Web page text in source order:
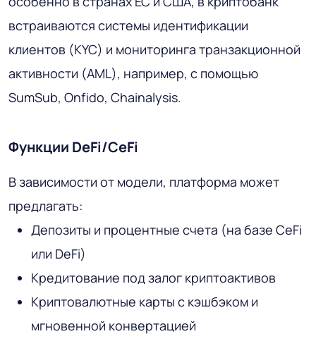
встраиваются системы идентификации
клиентов (KYC) и мониторинга транзакционной
активности (AML), например, с помощью
SumSub, Onfido, Chainalysis.
Функции DeFi/CeFi
В зависимости от модели, платформа может
предлагать:
Депозиты и процентные счета (на базе CeFi
или DeFi)
Кредитование под залог криптоактивов
Криптовалютные карты с кэшбэком и
мгновенной конвертацией